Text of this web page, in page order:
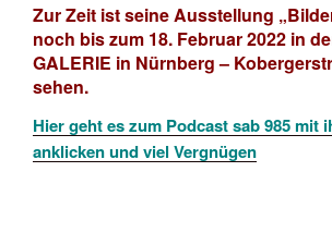
Zur Zeit ist seine Ausstellung
noch bis zum 18. Februar 2022 in
GALERIE in Nürnberg –
sehen.
Hier geht es zum Podcast sab 985 mit
anklicken und viel Vergnügen